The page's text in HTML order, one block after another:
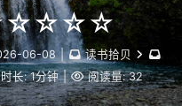
★☆☆☆☆
06-08 |
读书拾贝
长: 1分钟 | 阅读量: 32